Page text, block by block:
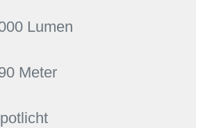
Lumen
Meter